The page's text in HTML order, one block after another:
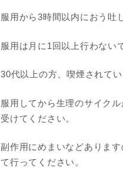
服用から3時間以内におう吐
服用は月に1回以上行わない
30代以上の方、喫煙されて
服用してから生理のサイク
受けてください。
副作用にめまいなどありま
て行ってください。